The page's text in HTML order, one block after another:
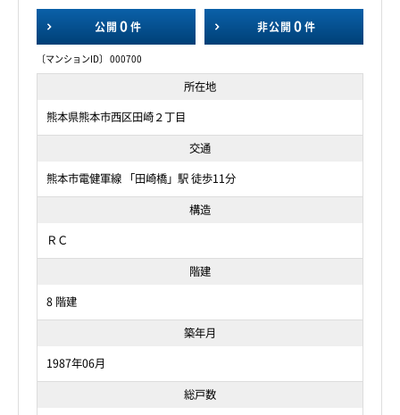
公開 0 件 非公開 0 件
〔マンションID〕 000700
所在地
熊本県熊本市西区田崎２丁目
交通
熊本市電健軍線 「田崎橋」駅 徒歩11分
構造
ＲＣ
階建
8 階建
築年月
1987年06月
総戸数